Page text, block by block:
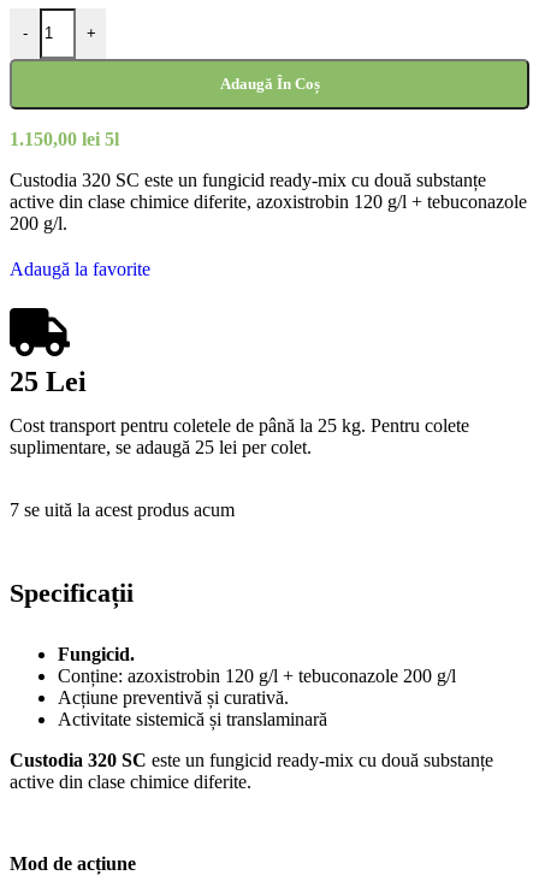
- +
Adaugă În Coș
1.150,00 lei 5l
Custodia 320 SC este un fungicid ready-mix cu două substanțe
active din clase chimice diferite, azoxistrobin 120 g/l + tebuconazole
200 g/l.
Adaugă la favorite
25 Lei
Cost transport pentru coletele de până la 25 kg. Pentru colete
suplimentare, se adaugă 25 lei per colet.
7 se uită la acest produs acum
Specificații
Fungicid.
Conține: azoxistrobin 120 g/l + tebuconazole 200 g/l
Acțiune preventivă și curativă.
Activitate sistemică și translaminară
Custodia 320 SC este un fungicid ready-mix cu două substanțe
active din clase chimice diferite.
Mod de acțiune